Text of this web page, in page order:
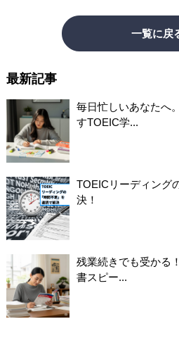
一覧に戻
最新記事
毎日忙しいあなたへ
すTOEIC学...
TOEICリーディング
決！
残業続きでも受かる
書スピー...